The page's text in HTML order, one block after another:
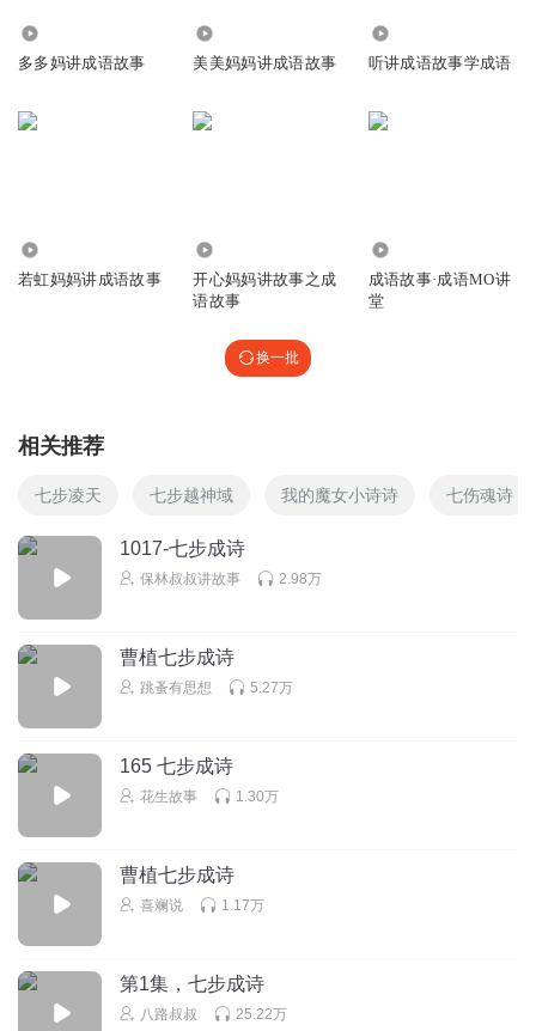
多多妈讲成语故事 美美妈妈讲成语故事 听讲成语故事学成语
若虹妈妈讲成语故事
开心妈妈讲故事之成
语故事
成语故事·成语MO讲
堂
换一批
相关推荐
七步凌天 七步越神域 我的魔女小诗诗 七伤魂诗
1017-七步成诗
保林叔叔讲故事 2.98万
曹植七步成诗
跳蚤有思想 5.27万
165 七步成诗
花生故事 1.30万
曹植七步成诗
喜斓说 1.17万
第1集，七步成诗
八路叔叔 25.22万